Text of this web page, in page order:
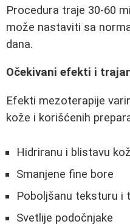
Procedura traje 30-60
može nastaviti sa
dana.
Očekivani efekti i
Efekti mezoterapije
kože i korišćenih
Hidriranu i blistavu
Smanjene fine bore
Poboljšanu teksturu i
Svetlije podočnjake